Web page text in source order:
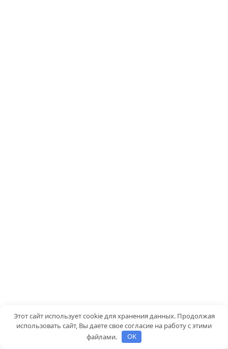
Этот сайт использует cookie для хранения данных. Продолжая
использовать сайт, Вы даете свое согласие на работу с этими
файлами.
OK